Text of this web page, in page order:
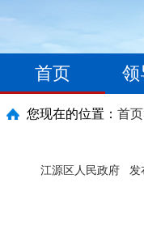
首页 领
您现在的位置： 首页
江源区人民政府 发